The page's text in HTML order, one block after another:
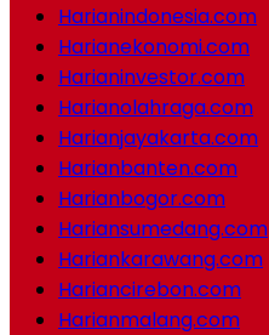
Harianindonesia.com
Harianekonomi.com
Harianinvestor.com
Harianolahraga.com
Harianjayakarta.com
Harianbanten.com
Harianbogor.com
Hariansumedang.com
Hariankarawang.com
Hariancirebon.com
Harianmalang.com